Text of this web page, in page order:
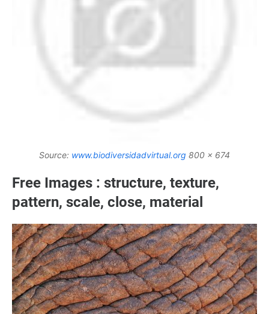
Source: www.biodiversidadvirtual.org 800 x 674
Free Images : structure, texture,
pattern, scale, close, material